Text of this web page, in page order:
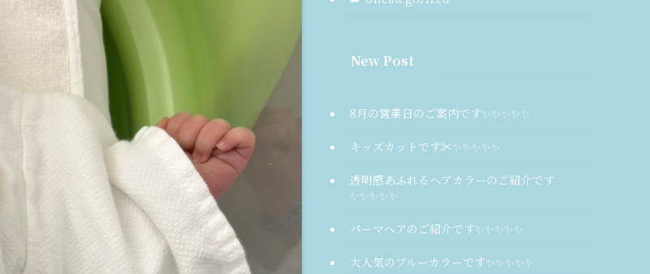
New Post
8月の営業日のご案内です✨️✨️✨️✨️✨️
キッズカットです✂✨️✨️✨️✨️✨️
透明感あふれるヘアカラーのご紹介です
✨️✨️✨️✨️✨️
パーマヘアのご紹介です✨️✨️✨️✨️✨️
大人気のブルーカラーです✨️✨️✨️✨️✨️